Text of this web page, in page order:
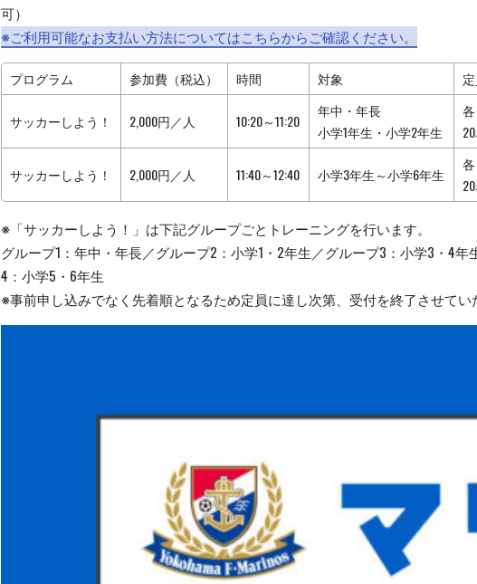
可）
※ご利用可能なお支払い方法についてはこちらからご確認ください。
プログラム 参加費（税込） 時間 対象
サッカーしよう！ 2,000円／人 10:20～11:20
年中・年長
小学1年生・小学2年生
サッカーしよう！ 2,000円／人 11:40～12:40 小学3年生～小学6年生
※「サッカーしよう！」は下記グループごとトレーニングを行います。
グループ1：年中・年長／グループ2：小学1・2年生／グループ3：小学3・4年
4：小学5・6年生
※事前申し込みでなく先着順となるため定員に達し次第、受付を終了させてい